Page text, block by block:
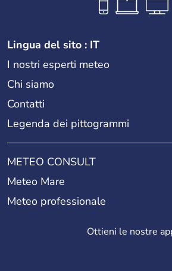
Lingua del sito : IT
I nostri esperti meteo
Chi siamo
Contatti
Legenda dei pittogrammi
METEO CONSULT
Meteo Mare
Meteo professionale
Ottieni le nostre